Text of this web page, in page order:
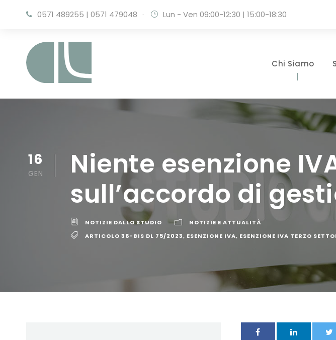
0571 489255 | 0571 479048 · Lun - Ven 09:00-12:30 | 15:00-18:30
Chi Siamo
16
GEN
Niente esenzione
sull’accordo di
NOTIZIE DALLO STUDIO
NOTIZIE E ATTUALITÀ
ARTICOLO 36-BIS DL 75/2023, ESENZIONE IVA, ESENZIONE IVA TERZO